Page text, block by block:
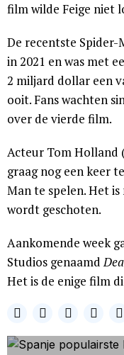
film wilde Feige niet
De recentste
in 2021 en was met
2 miljard dollar een
ooit. Fans wachten
over de vierde film.
Acteur Tom Holland
graag nog een keer
Man te spelen. Het
wordt geschoten.
Aankomende week
Studios genaamd
Het is de enige film